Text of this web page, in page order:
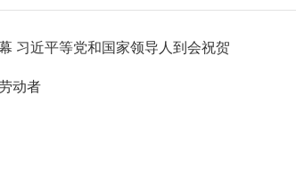
习近平等党和国家领导人到会祝贺
动者